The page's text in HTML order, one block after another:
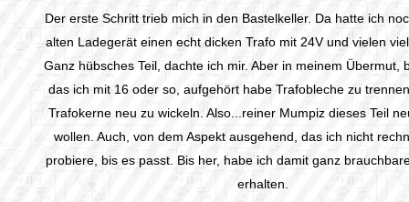
Der erste Schritt trieb mich in den Bastelkeller. Da hatte ich
alten Ladegerät einen echt dicken Trafo mit 24V und vielen
Ganz hübsches Teil, dachte ich mir. Aber in meinem Übermut,
das ich mit 16 oder so, aufgehört habe Trafobleche zu
Trafokerne neu zu wickeln. Also...reiner Mumpiz dieses Teil
wollen. Auch, von dem Aspekt ausgehend, das ich nicht
probiere, bis es passt. Bis her, habe ich damit ganz
erhalten.